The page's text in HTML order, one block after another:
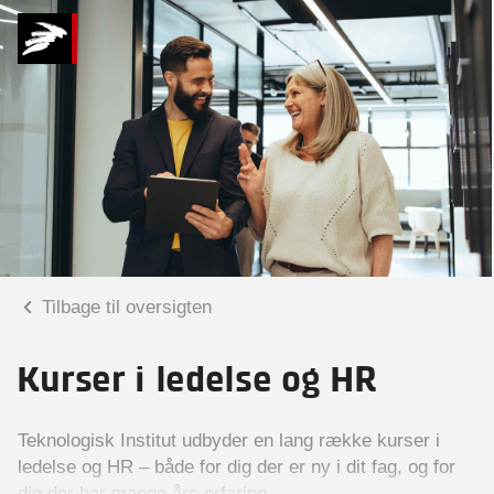
Tilbage til oversigten
Kurser i ledelse og HR
Teknologisk Institut udbyder en lang række kurser i
ledelse og HR – både for dig der er ny i dit fag, og for